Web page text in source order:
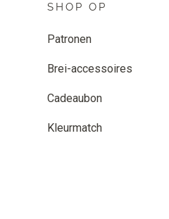
SHOP OP
Patronen
Brei-accessoires
Cadeaubon
Kleurmatch